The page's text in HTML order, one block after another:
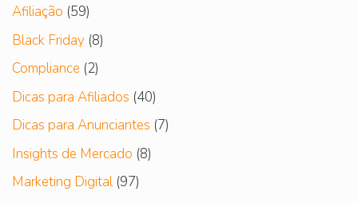
Afiliação (59)
Black Friday (8)
Compliance (2)
Dicas para Afiliados (40)
Dicas para Anunciantes (7)
Insights de Mercado (8)
Marketing Digital(97)